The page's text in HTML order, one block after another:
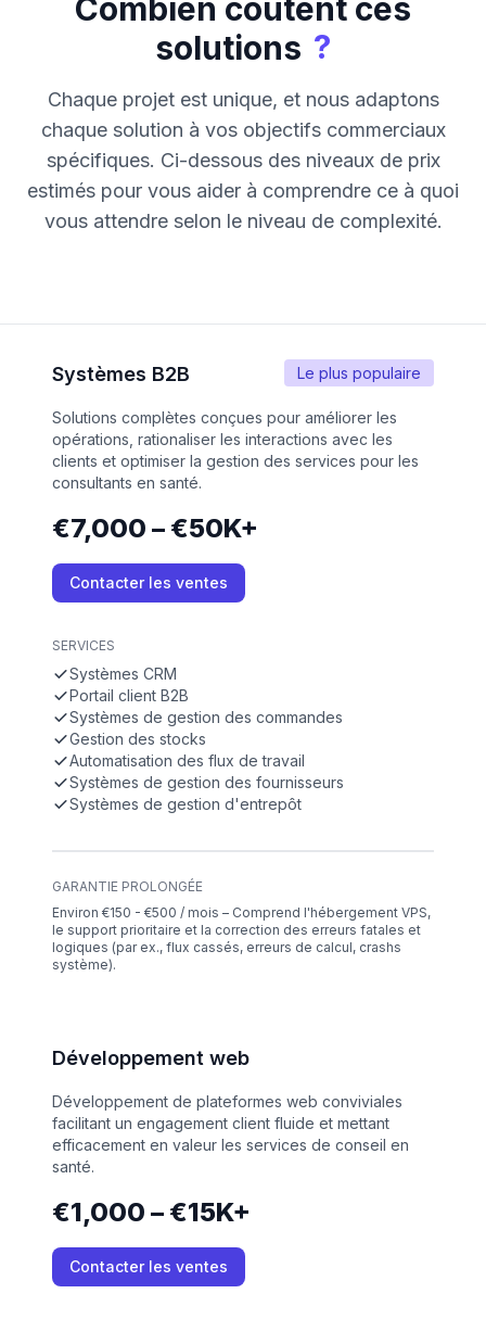
Combien coûtent ces
solutions ?
Chaque projet est unique, et nous adaptons
chaque solution à vos objectifs commerciaux
spécifiques. Ci-dessous des niveaux de prix
estimés pour vous aider à comprendre ce à quoi
vous attendre selon le niveau de complexité.
Le plus populaire
Systèmes B2B
Solutions complètes conçues pour améliorer les
opérations, rationaliser les interactions avec les
clients et optimiser la gestion des services pour les
consultants en santé.
€7,000 – €50K+
Contacter les ventes
SERVICES
Systèmes CRM
Portail client B2B
Systèmes de gestion des commandes
Gestion des stocks
Automatisation des flux de travail
Systèmes de gestion des fournisseurs
Systèmes de gestion d'entrepôt
GARANTIE PROLONGÉE
Environ €150 - €500 / mois – Comprend l'hébergement VPS,
le support prioritaire et la correction des erreurs fatales et
logiques (par ex., flux cassés, erreurs de calcul, crashs
système).
Développement web
Développement de plateformes web conviviales
facilitant un engagement client fluide et mettant
efficacement en valeur les services de conseil en
santé.
€1,000 – €15K+
Contacter les ventes